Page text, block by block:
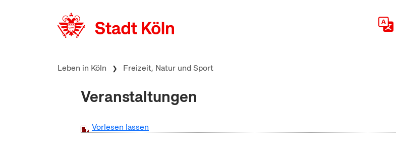
Leben in Köln Freizeit, Natur und Sport
Veranstaltungen
Vorlesen lassen